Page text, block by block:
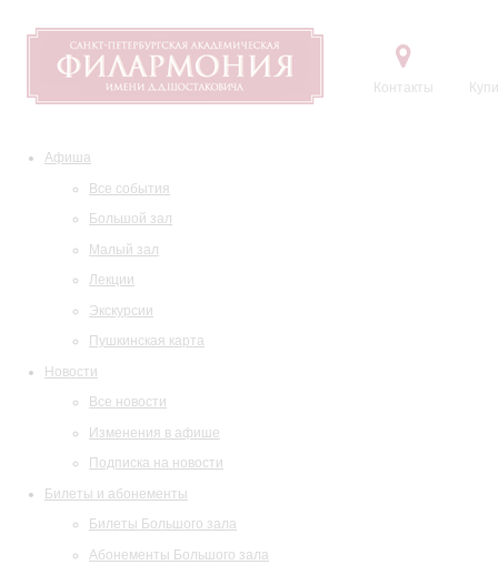
Контакты
Афиша
Все события
Большой зал
Малый зал
Лекции
Экскурсии
Пушкинская карта
Новости
Все новости
Изменения в афише
Подписка на новости
Билеты и абонементы
Билеты Большого зала
Абонементы Большого зала